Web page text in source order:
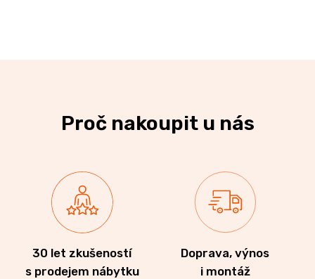
Proč nakoupit u nás
30 let zkušeností
s prodejem nábytku
Doprava, výnos
i montáž